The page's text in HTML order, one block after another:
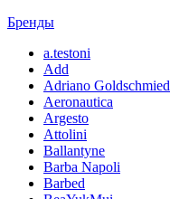
Бренды
a.testoni
Add
Adriano Goldschmied
Aeronautica
Argesto
Attolini
Ballantyne
Barba Napoli
Barbed